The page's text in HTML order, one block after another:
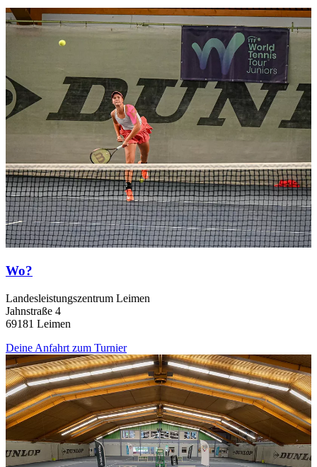
Wo?
Landesleistungszentrum Leimen
Jahnstraße 4
69181 Leimen
Deine Anfahrt zum Turnier